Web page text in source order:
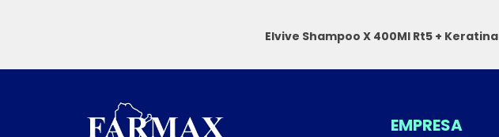
Elvive Shampoo X 400Ml Rt5 + Keratina
EMPRESA